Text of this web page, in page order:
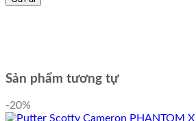
Sản phẩm tương tự
-20%